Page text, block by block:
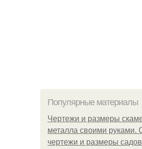
Популярные материалы
Чертежи и размеры
металла своими руками.
чертежи и размеры